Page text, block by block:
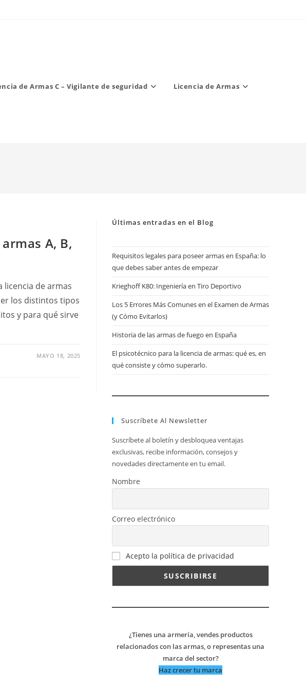
de Armas C – Vigilante de seguridad Licencia de Armas
A, B,
licencia de armas
los distintos tipos
y para qué sirve
MAYO 18, 2025
Últimas entradas en el Blog
Requisitos legales para poseer armas en España: lo
que debes saber antes de empezar
Krieghoff K80: Ingeniería en Tiro Deportivo
Los 5 Errores Más Comunes en el Examen de Armas
(y Cómo Evitarlos)
Historia de las armas de fuego en España
El psicotécnico para la licencia de armas: qué es, en
qué consiste y cómo superarlo.
Suscríbete Al Newsletter
Suscríbete al boletín y desbloquea ventajas
exclusivas, recibe información, consejos y
novedades directamente en tu email.
Nombre
Correo electrónico
Acepto la política de privacidad
¿Tienes una armería, vendes productos
relacionados con las armas, o representas una
marca del sector?
Haz crecer tu marca